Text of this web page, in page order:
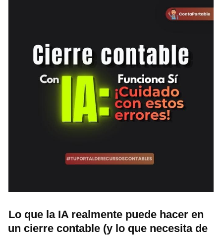
Lo que la IA realmente puede hacer en
un cierre contable (y lo que necesita de